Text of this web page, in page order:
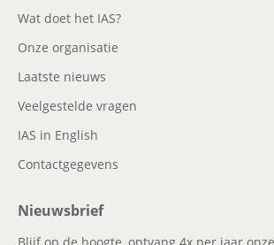
Wat doet het IAS?
Onze organisatie
Laatste nieuws
Veelgestelde vragen
IAS in English
Contactgegevens
Nieuwsbrief